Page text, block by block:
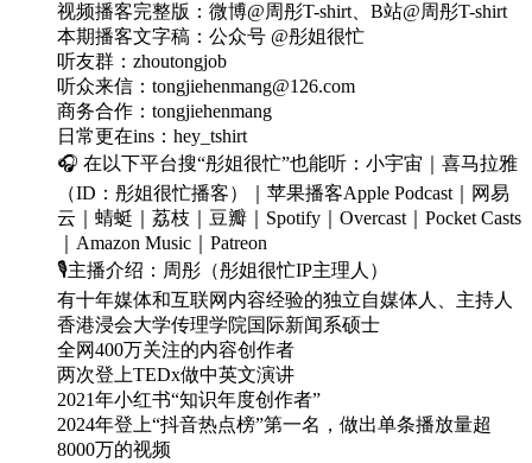
视频播客完整版：微博@周彤T-shirt、B站@周彤T-shirt
本期播客文字稿：公众号 @彤姐很忙
听友群：zhoutongjob
听众来信：tongjiehenmang@126.com
商务合作：tongjiehenmang
日常更在ins：hey_tshirt
🎧 在以下平台搜“彤姐很忙”也能听：小宇宙｜喜马拉雅
（ID：彤姐很忙播客）｜苹果播客Apple Podcast｜网易
云｜蜻蜓｜荔枝｜豆瓣｜Spotify｜Overcast｜Pocket Casts
｜Amazon Music｜Patreon
🎙️主播介绍：周彤（彤姐很忙IP主理人）
有十年媒体和互联网内容经验的独立自媒体人、主持人
香港浸会大学传理学院国际新闻系硕士
全网400万关注的内容创作者
两次登上TEDx做中英文演讲
2021年小红书“知识年度创作者”
2024年登上“抖音热点榜”第一名，做出单条播放量超
8000万的视频